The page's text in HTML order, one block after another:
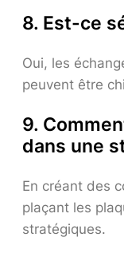
8. Est-ce
Oui, les
peuvent être
9.
dans une
En créant des
plaçant les
stratégiques.